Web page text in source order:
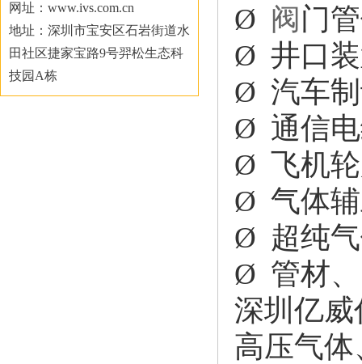
网址：www.ivs.com.cn
地址：深圳市宝安区石岩街道水
田社区捷家宝路9号羿松生态科
技园A栋
Ø 阀 门
Ø 井口装
Ø 汽车
Ø 通信
Ø 飞机轮
Ø 气体辅
Ø 超纯气
Ø 管材、
深圳亿威
高压气